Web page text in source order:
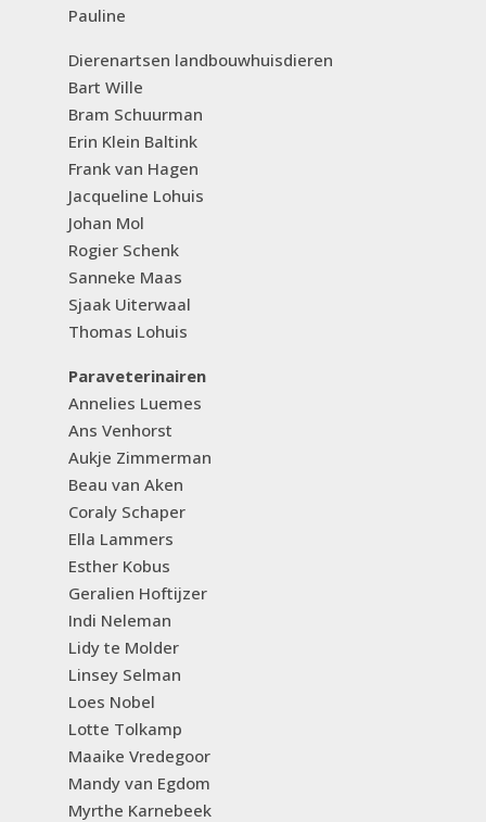
Pauline
Dierenartsen landbouwhuisdieren
Bart Wille
Bram Schuurman
Erin Klein Baltink
Frank van Hagen
Jacqueline Lohuis
Johan Mol
Rogier Schenk
Sanneke Maas
Sjaak Uiterwaal
Thomas Lohuis
Paraveterinairen
Annelies Luemes
Ans Venhorst
Aukje Zimmerman
Beau van Aken
Coraly Schaper
Ella Lammers
Esther Kobus
Geralien Hoftijzer
Indi Neleman
Lidy te Molder
Linsey Selman
Loes Nobel
Lotte Tolkamp
Maaike Vredegoor
Mandy van Egdom
Myrthe Karnebeek